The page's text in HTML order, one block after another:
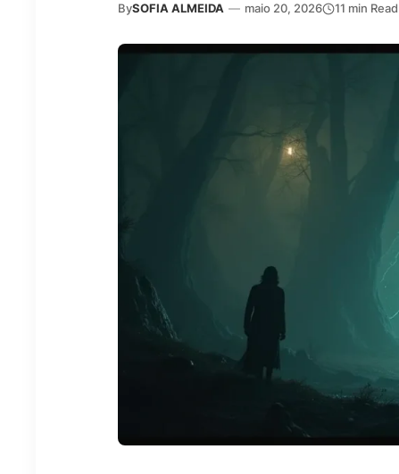
BySOFIA ALMEIDA — maio 20, 2026 11 min Read